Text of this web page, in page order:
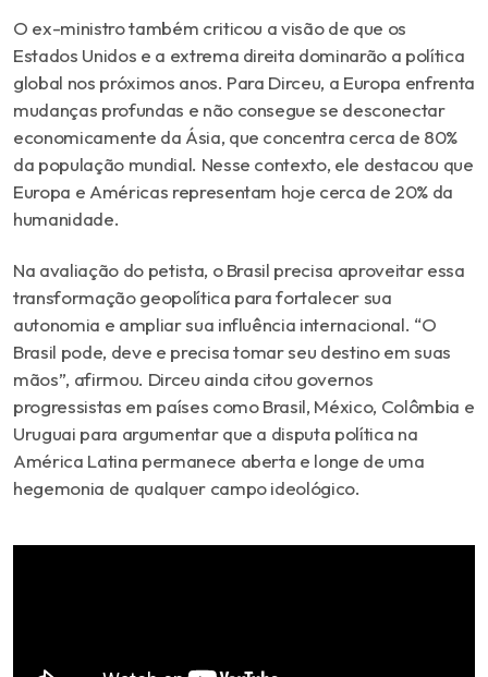
O ex-ministro também criticou a visão de que os
Estados Unidos e a extrema direita dominarão a política
global nos próximos anos. Para Dirceu, a Europa enfrenta
mudanças profundas e não consegue se desconectar
economicamente da Ásia, que concentra cerca de 80%
da população mundial. Nesse contexto, ele destacou que
Europa e Américas representam hoje cerca de 20% da
humanidade.
Na avaliação do petista, o Brasil precisa aproveitar essa
transformação geopolítica para fortalecer sua
autonomia e ampliar sua influência internacional. “O
Brasil pode, deve e precisa tomar seu destino em suas
mãos”, afirmou. Dirceu ainda citou governos
progressistas em países como Brasil, México, Colômbia e
Uruguai para argumentar que a disputa política na
América Latina permanece aberta e longe de uma
hegemonia de qualquer campo ideológico.